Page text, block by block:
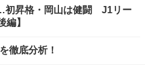
初昇格・岡山は健闘 J1リー
編】
徹底分析！